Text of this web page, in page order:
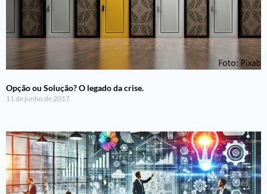
Opção ou Solução? O legado da crise.
11 de junho de 2017